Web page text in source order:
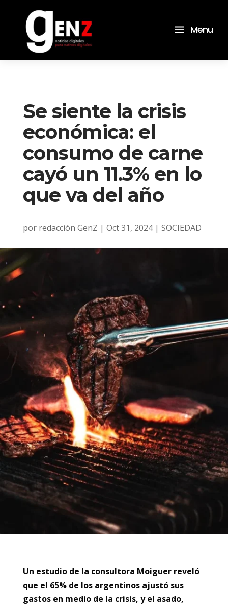
a Menu
Se siente la crisis
económica: el
consumo de carne
cayó un 11.3% en lo
que va del año
por redacción GenZ | Oct 31, 2024| SOCIEDAD
Un estudio de la consultora Moiguer reveló
que el 65% de los argentinos ajustó sus
gastos en medio de la crisis, y el asado,